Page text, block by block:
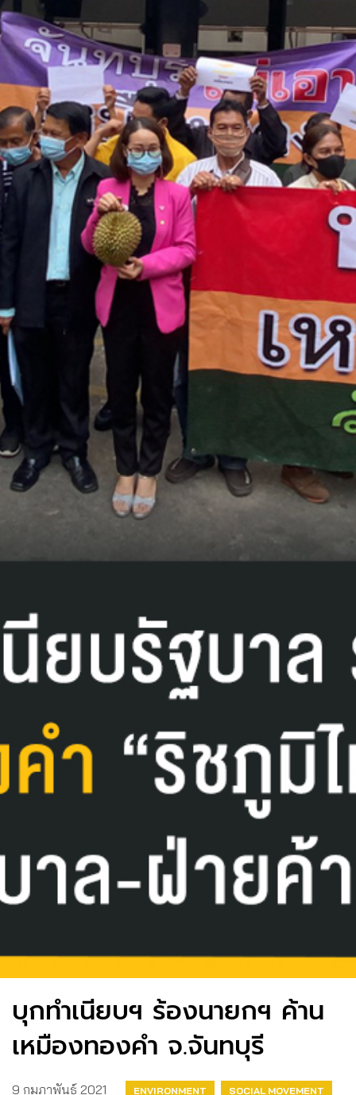
บุกทำเนียบฯ ร้องนายกฯ ค้าน
เหมืองทองคำ จ.จันทบุรี
9 กุมภาพันธ์ 2021 ENVIRONMENT SOCIAL MOVEMENT